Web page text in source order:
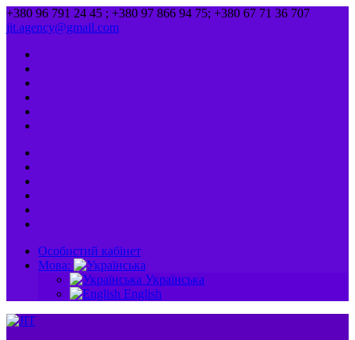
+380 96 791 24 45 ; +380 97 866 94 75; +380 67 71 36 707
jit.agency@gmail.com
Особистий кабінет
Мова:
Українська
English